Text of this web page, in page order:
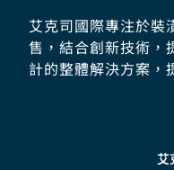
艾克司國際專注於裝
售，結合創新技術，
計的整體解決方案，
艾